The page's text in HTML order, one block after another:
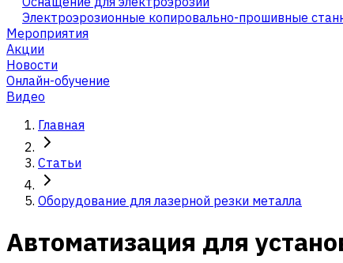
Электроэрозионные копировально-прошивные
Мероприятия
Акции
Новости
Онлайн-обучение
Видео
Главная
Статьи
Оборудование для лазерной резки металла
Автоматизация для